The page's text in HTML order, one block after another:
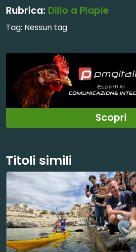
Rubrica: Dillo a Plaple
Tag: Nessun tag
Scopri
Titoli simili